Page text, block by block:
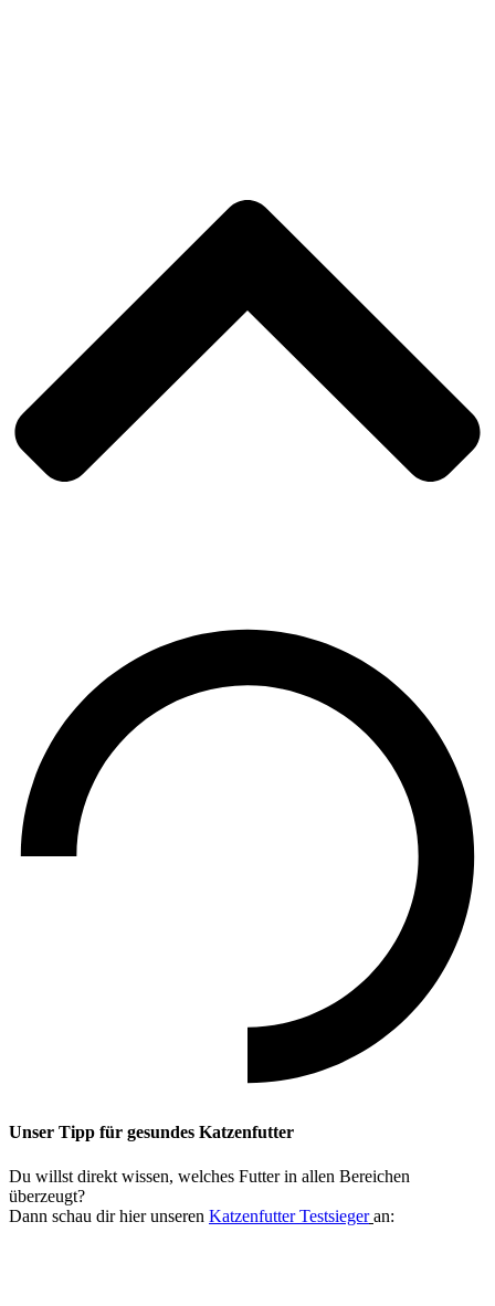
Unser Tipp für gesundes Katzenfutter
Du willst direkt wissen, welches Futter in allen Bereichen
überzeugt?
Dann schau dir hier unseren Katzenfutter Testsieger an: